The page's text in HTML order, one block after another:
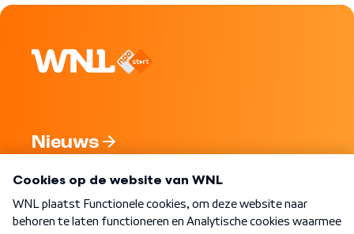
Nieuws
Nieuwsbrief